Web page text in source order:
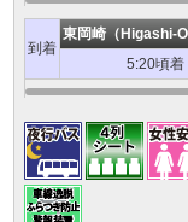
到着
東岡崎（Higashi-
5:20頃着